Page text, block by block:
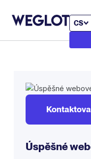
CS
Úspěšné